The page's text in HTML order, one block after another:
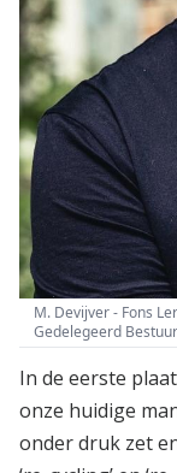
M. Devijver - Fons
Gedelegeerd
In de eerste
onze huidige
onder druk zet